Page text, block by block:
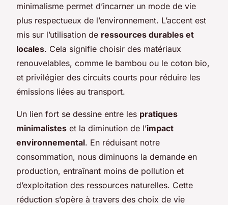
minimalisme permet d’incarner un mode de vie
plus respectueux de l’environnement. L’accent est
mis sur l’utilisation de ressources durables et
locales. Cela signifie choisir des matériaux
renouvelables, comme le bambou ou le coton bio,
et privilégier des circuits courts pour réduire les
émissions liées au transport.
Un lien fort se dessine entre les pratiques
minimalistes et la diminution de l’impact
environnemental. En réduisant notre
consommation, nous diminuons la demande en
production, entraînant moins de pollution et
d’exploitation des ressources naturelles. Cette
réduction s’opère à travers des choix de vie